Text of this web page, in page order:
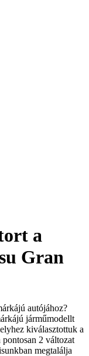
a
Gran
autójához?
járműmodellt
kiválasztottuk a
2 változat
megtalálja